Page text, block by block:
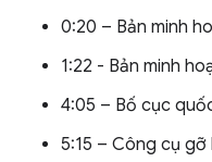
0:20 – Bản minh
1:22 - Bản minh
4:05 – Bố cục
5:15 – Công cụ gỡ